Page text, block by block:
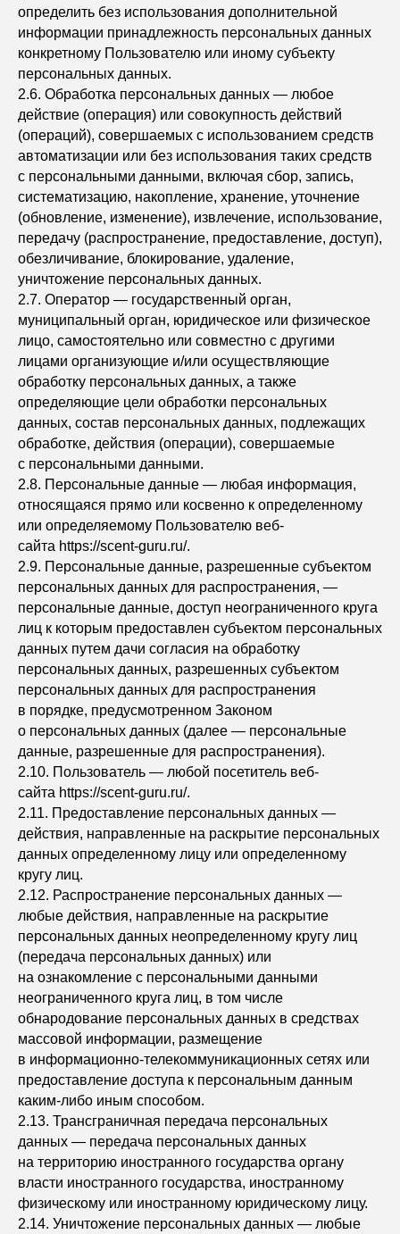
определить без использования дополнительной
информации принадлежность персональных данных
конкретному Пользователю или иному субъекту
персональных данных.
2.6. Обработка персональных данных — любое
действие (операция) или совокупность действий
(операций), совершаемых с использованием средств
автоматизации или без использования таких средств
с персональными данными, включая сбор, запись,
систематизацию, накопление, хранение, уточнение
(обновление, изменение), извлечение, использование,
передачу (распространение, предоставление, доступ),
обезличивание, блокирование, удаление,
уничтожение персональных данных.
2.7. Оператор — государственный орган,
муниципальный орган, юридическое или физическое
лицо, самостоятельно или совместно с другими
лицами организующие и/или осуществляющие
обработку персональных данных, а также
определяющие цели обработки персональных
данных, состав персональных данных, подлежащих
обработке, действия (операции), совершаемые
с персональными данными.
2.8. Персональные данные — любая информация,
относящаяся прямо или косвенно к определенному
или определяемому Пользователю веб-
сайта https://scent-guru.ru/.
2.9. Персональные данные, разрешенные субъектом
персональных данных для распространения, —
персональные данные, доступ неограниченного круга
лиц к которым предоставлен субъектом персональных
данных путем дачи согласия на обработку
персональных данных, разрешенных субъектом
персональных данных для распространения
в порядке, предусмотренном Законом
о персональных данных (далее — персональные
данные, разрешенные для распространения).
2.10. Пользователь — любой посетитель веб-
сайта https://scent-guru.ru/.
2.11. Предоставление персональных данных —
действия, направленные на раскрытие персональных
данных определенному лицу или определенному
кругу лиц.
2.12. Распространение персональных данных —
любые действия, направленные на раскрытие
персональных данных неопределенному кругу лиц
(передача персональных данных) или
на ознакомление с персональными данными
неограниченного круга лиц, в том числе
обнародование персональных данных в средствах
массовой информации, размещение
в информационно-телекоммуникационных сетях или
предоставление доступа к персональным данным
каким-либо иным способом.
2.13. Трансграничная передача персональных
данных — передача персональных данных
на территорию иностранного государства органу
власти иностранного государства, иностранному
физическому или иностранному юридическому лицу.
2.14. Уничтожение персональных данных — любые